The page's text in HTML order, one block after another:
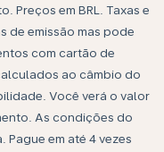
Preços em BRL. Taxas e
de emissão mas pode
com cartão de
ao câmbio do
Você verá o valor
As condições do
em até 4 vezes